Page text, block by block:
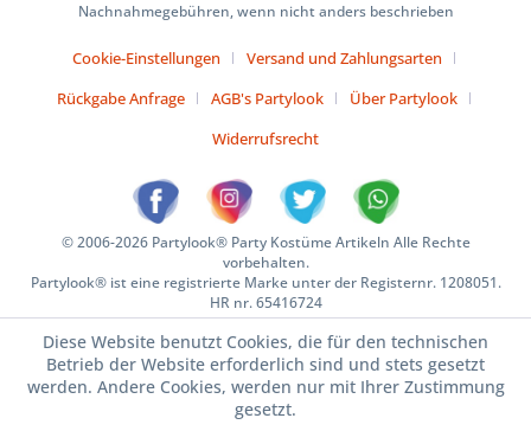
Nachnahmegebühren, wenn nicht anders beschrieben
Cookie-Einstellungen
Versand und Zahlungsarten
Rückgabe Anfrage
AGB's Partylook
Über Partylook
Widerrufsrecht
© 2006-2026 Partylook® Party Kostüme Artikeln Alle Rechte
vorbehalten.
Partylook® ist eine registrierte Marke unter der Registernr. 1208051.
HR nr. 65416724
Diese Website benutzt Cookies, die für den technischen
Betrieb der Website erforderlich sind und stets gesetzt
werden. Andere Cookies, werden nur mit Ihrer Zustimmung
gesetzt.